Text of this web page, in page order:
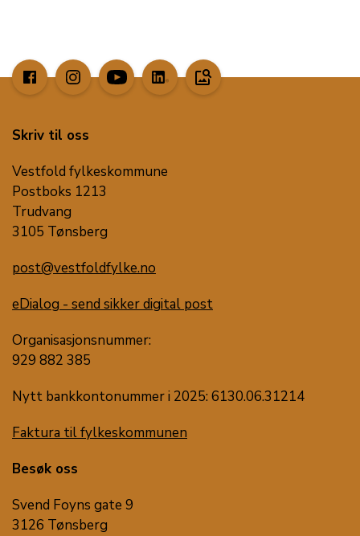
image_search
Skriv til oss
Vestfold fylkeskommune
Postboks 1213
Trudvang
3105 Tønsberg
post@vestfoldfylke.no
eDialog - send sikker digital post
Organisasjonsnummer:
929 882 385
Nytt bankkontonummer i 2025: 6130.06.31214
Faktura til fylkeskommunen
Besøk oss
Svend Foyns gate 9
3126 Tønsberg